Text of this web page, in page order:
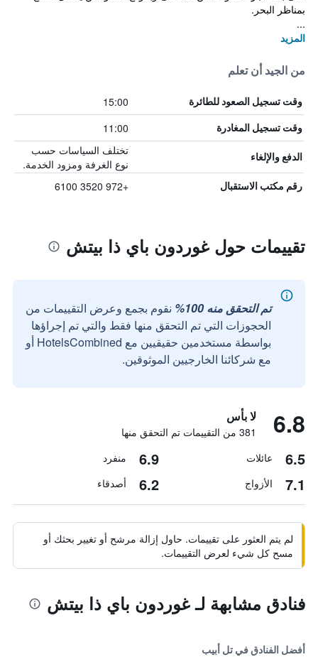
بمناظر البحر.
...
المزيد
من الجيد أن تعلم
وقت تسجيل الصعود للطائرة 15:00
وقت تسجيل المغادرة 11:00
الدفع والإلغاء
تختلف السياسات حسب
نوع الغرفة ومزود الخدمة.
رقم مكتب الاستقبال +972 3520 6100
تقييمات حول غوردون باي ذا بيتش
تم التحقق منه 100%
نقوم بجمع وعرض التقييمات من
الحجوزات التي تم التحقق منها فقط والتي تم إجراؤها
بواسطة مستخدمين حقيقيين مع HotelsCombined أو
مع شركائنا الخارجيين الموثوقين.
6.8 لا بأس
381 من التقييمات تم التحقق منها
6.5 عائلات 6.9 منفرد
7.1 الأزواج 6.2 أصدقاء
لم يتم العثور على تقييمات. حاول إزالة مرشح أو تغيير بحثك أو
مسح كل شيء لعرض التقييمات.
فنادق مشابهة لـ غوردون باي ذا بيتش
أفضل الفنادق في تل أبيب